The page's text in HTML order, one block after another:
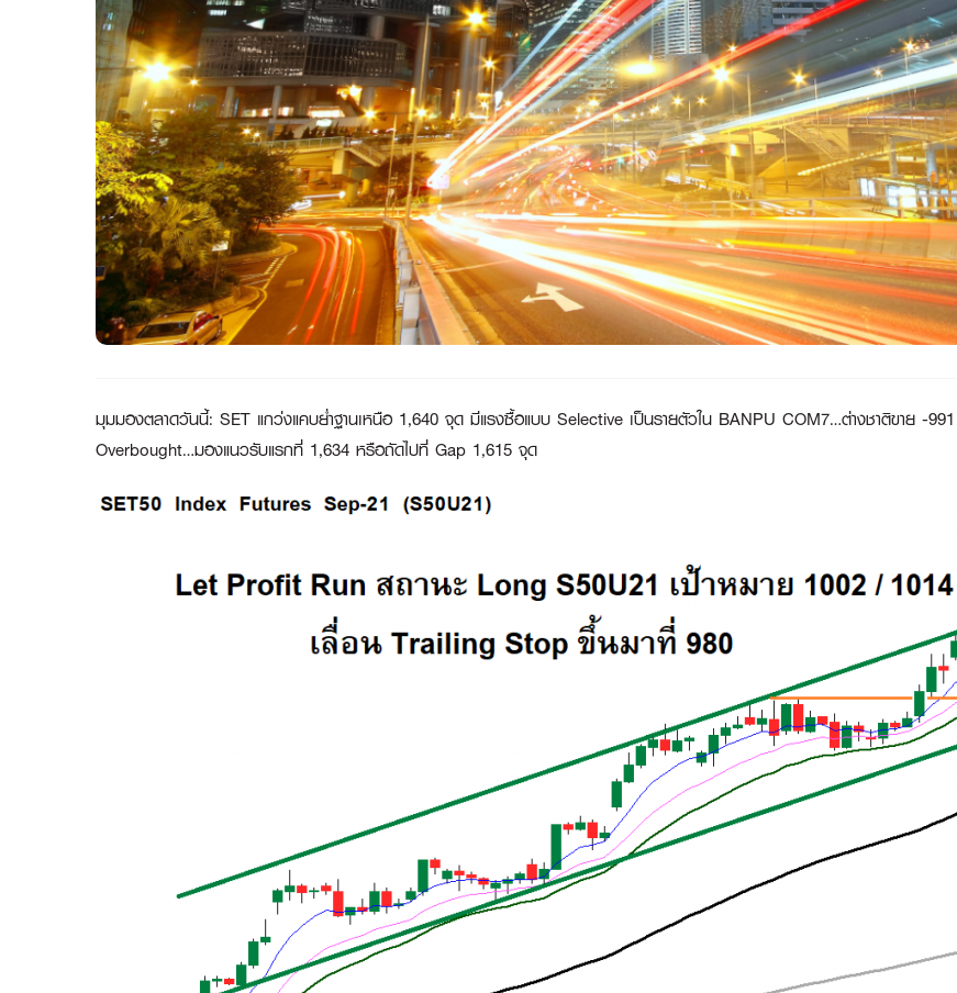
มุมมองตลาดวันนี้: SET แกว่งแคบย่ำฐานเหนือ 1,640 จุด มีแรงซื้อแบบ Selective เป็นรายตัวใน BANPU COM7…ต่างชาติขาย -
Overbought…มองแนวรับแรกที่ 1,634 หรือถัดไปที่ Gap 1,615 จุด